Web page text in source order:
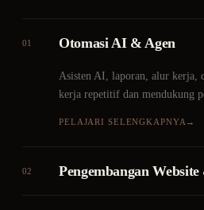
01 Otomasi AI & Agen
Asisten AI, laporan, alur kerja,
kerja repetitif dan mendukung
PELAJARI SELENGKAPNYA →
02 Pengembangan